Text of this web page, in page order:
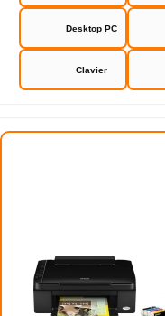
Desktop PC
Clavier